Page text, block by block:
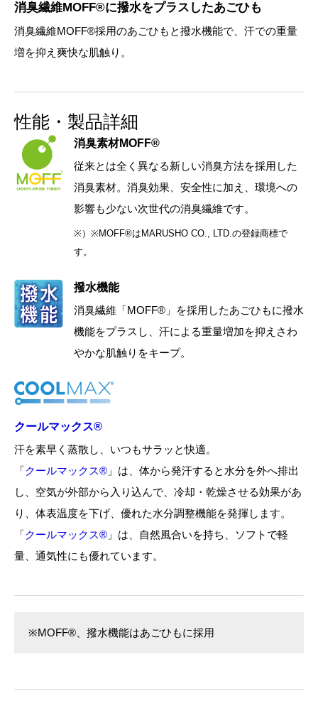
消臭繊維MOFF®に撥水をプラスしたあごひも
消臭繊維MOFF®採用のあごひもと撥水機能で、汗での重量
増を抑え爽快な肌触り。
性能・製品詳細
消臭素材MOFF®
従来とは全く異なる新しい消臭方法を採用した
消臭素材。消臭効果、安全性に加え、環境への
影響も少ない次世代の消臭繊維です。
※）※MOFF®はMARUSHO CO., LTD.の登録商標で
す。
撥水機能
消臭繊維「MOFF®」を採用したあごひもに撥水
機能をプラスし、汗による重量増加を抑えさわ
やかな肌触りをキープ。
クールマックス®
汗を素早く蒸散し、いつもサラッと快適。
「クールマックス® 」は、体から発汗すると水分を外へ排出
し、空気が外部から入り込んで、冷却・乾燥させる効果があ
り、体表温度を下げ、優れた水分調整機能を発揮します。
「クールマックス® 」は、自然風合いを持ち、ソフトで軽
量、通気性にも優れています。
※MOFF®、撥水機能はあごひもに採用